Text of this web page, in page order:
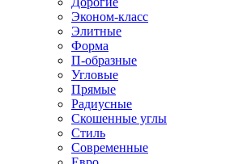
Эконом-класс
Элитные
Форма
П-образные
Угловые
Прямые
Радиусные
Скошенные углы
Стиль
Современные